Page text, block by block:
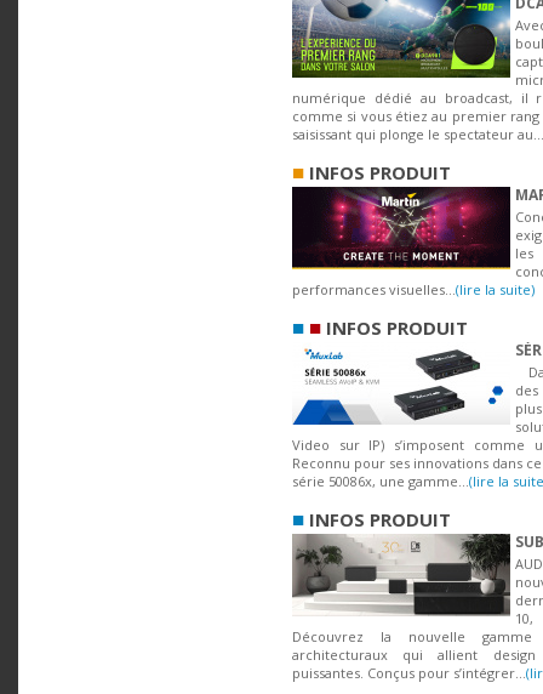
numérique dédié au broadcast, il
comme si vous étiez au premier
saisissant qui plonge le spectateur au...
■ INFOS PRODUIT
les
performances visuelles... (lire la suite)
■ ■ INFOS PRODUIT
Video sur IP) s’imposent comme
Reconnu pour ses innovations dans
série 50086x, une gamme... (lire la
■ INFOS PRODUIT
10,
Découvrez la nouvelle
architecturaux qui allient
puissantes. Conçus pour s’intégrer...